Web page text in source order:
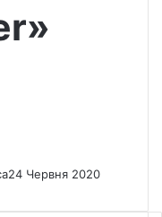
24 Червня 2020